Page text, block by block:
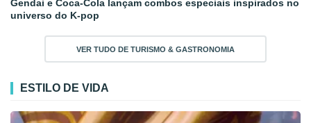
Gendai e Coca-Cola lançam combos especiais inspirados no
universo do K-pop
VER TUDO DE TURISMO & GASTRONOMIA
ESTILO DE VIDA